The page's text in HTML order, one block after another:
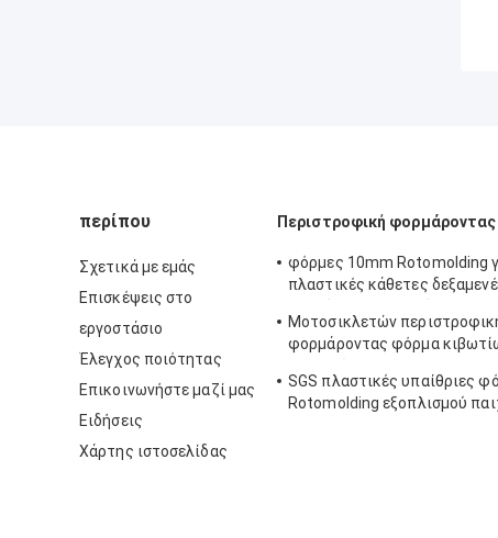
περίπου
Σχετικά με εμάς
Επισκέψεις στο
εργοστάσιο
Έλεγχος ποιότητας
Επικοινωνήστε μαζί μας
Ειδήσεις
Χάρτης ιστοσελίδας
Περιστροφική
φόρμες 10mm Rotomolding
πλαστικές κάθετες
Μοτοσικλετών
φορμάροντας φόρμα
SGS πλαστικές υπαίθριες
Rotomolding εξοπλισμού